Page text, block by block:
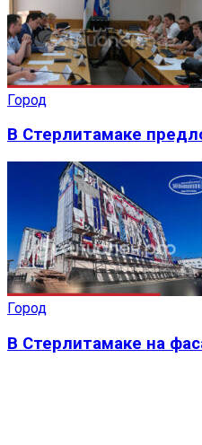
Город
В Стерлитамаке
Город
В Стерлитамаке на